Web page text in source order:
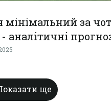
мінімальний за
аналітичні
ще